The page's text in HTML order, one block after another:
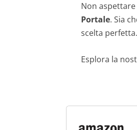
Non
Portale. Sia
scelta
Esplora la